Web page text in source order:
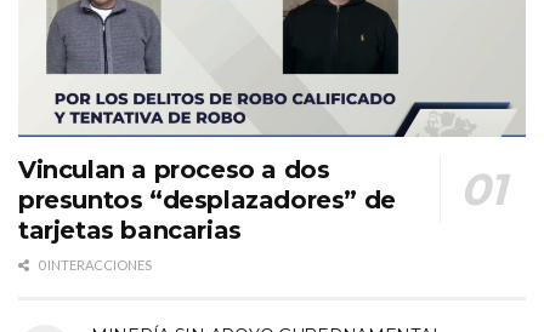
Vinculan a proceso a dos
presuntos “desplazadores” de
tarjetas bancarias
0 INTERACCIONES